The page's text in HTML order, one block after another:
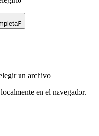
F
un archivo
en el navegador.